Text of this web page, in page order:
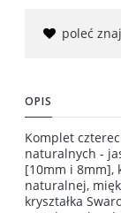
poleć
OPIS
Komplet
naturalnych -
[10mm i 8mm],
naturalnej,
kryształka